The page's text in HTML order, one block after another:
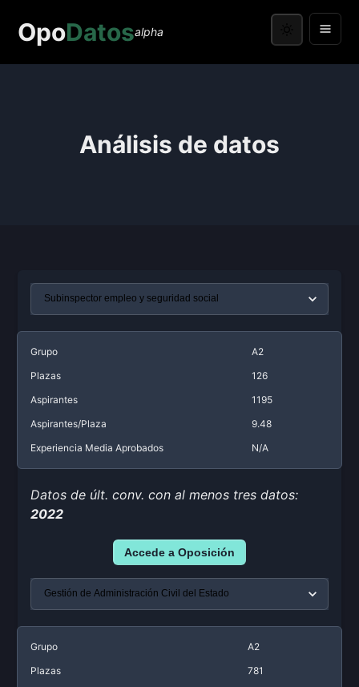
OpoDatosalpha
Análisis de datos
Grupo
A2
Plazas
126
Aspirantes
1195
Aspirantes/Plaza
9.48
Experiencia Media Aprobados
N/A
Datos de últ. conv. con al menos tres datos:
2022
Accede a Oposición
Grupo
A2
Plazas
781